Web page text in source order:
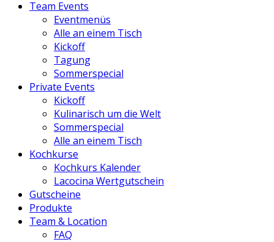
Team Events
Eventmenüs
Alle an einem Tisch
Kickoff
Tagung
Sommerspecial
Private Events
Kickoff
Kulinarisch um die Welt
Sommerspecial
Alle an einem Tisch
Kochkurse
Kochkurs Kalender
Lacocina Wertgutschein
Gutscheine
Produkte
Team & Location
FAQ